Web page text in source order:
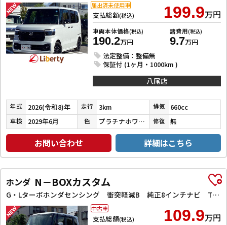
支払総額(税込) 199.9万円
車両本体価格(税込)
190.2万円
諸費用(税込)
9.7万円
法定整備：整備無
保証付 (1ヶ月・1000km )
届出済未使用車
八尾店
年式 2026(令和8)年 走行 3km 排気 660cc
車検 2029年6月 色 プラチナホワイトパール 修復 無
お問い合わせ 詳細はこちら
ホンダ N－BOXカスタム
G・Lターボホンダセンシング 衝突軽減B 純正8インチナビ TV Bluetooth対応 Bカメラ ビルドインETC 両側自動ドア アダプティブクルーズコントロール 革巻きステアリング パドルシフト LEDヘッドライト スマートキ
支払総額(税込) 109.9万円
中古車